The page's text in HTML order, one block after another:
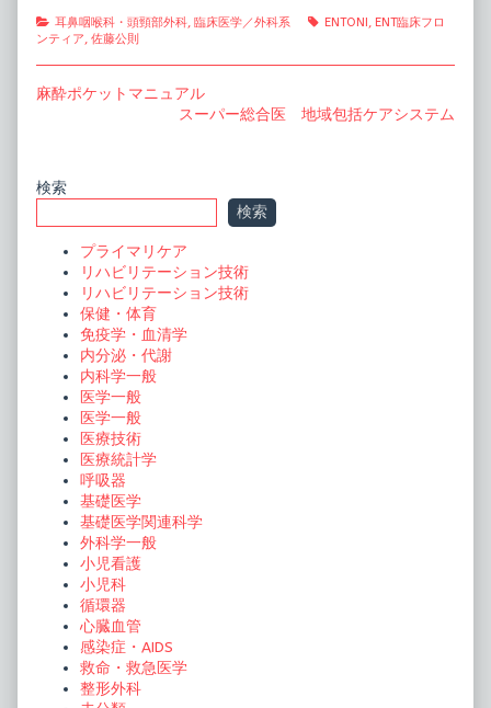
Categories
耳鼻咽喉科・頭頸部外科, 臨床医学／外科系 Tags
ENTONI, ENT臨床フロ
ンティア, 佐藤公則
投
ビ
ゲ
Previous
麻酔ポケットマニュアル
Next
スーパー総合医 地域包括ケアシステム
Primary
Sidebar
検索
検索
プライマリケア
リハビリテーション技術
リハビリテーション技術
保健・体育
免疫学・血清学
内分泌・代謝
内科学一般
医学一般
医学一般
医療技術
医療統計学
呼吸器
基礎医学
基礎医学関連科学
外科学一般
小児看護
小児科
循環器
心臓血管
感染症・AIDS
救命・救急医学
整形外科